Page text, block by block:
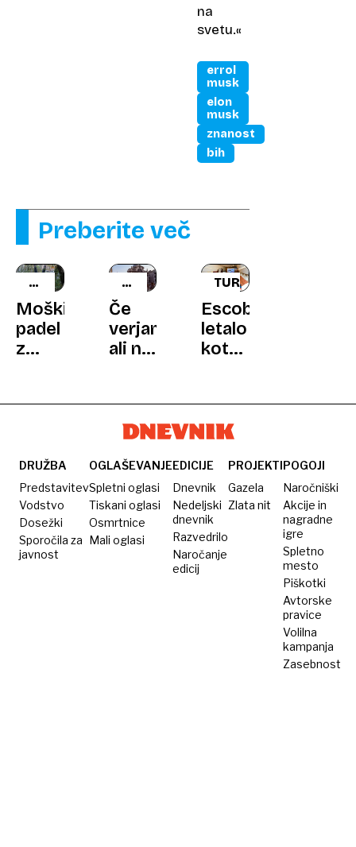
na
svetu.«
errol
musk
elon
musk
znanost
bih
Preberite več
ŽELEL
JE
PREVEČ
Moški
padel
z
tožil
milijona
evrov
NEDELJSKI
30
LETI
Če
verjamete
ali ne,
našteli
le 40
TURIZEM
Escobarjevo
letalo
kot
airbnb
na
raj za
turiste,
a
nočna
mora
za
DRUŽBA
Predstavitev
Vodstvo
Dosežki
Sporočila za
javnost
OGLAŠEVANJE
Spletni oglasi
Tiskani oglasi
Osmrtnice
Mali oglasi
EDICIJE
Dnevnik
Nedeljski
dnevnik
Razvedrilo
Naročanje
edicij
PROJEKTI
Gazela
Zlata nit
POGOJI
Naročniški
Akcije in
nagradne
igre
Spletno
mesto
Piškotki
Avtorske
pravice
Volilna
kampanja
Zasebnost